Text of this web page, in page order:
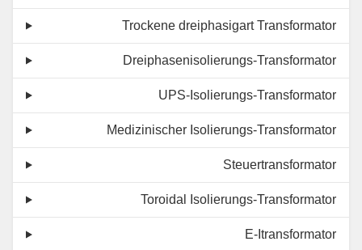
Trockene dreiphasigart Transformator
Dreiphasenisolierungs-Transformator
UPS-Isolierungs-Transformator
Medizinischer Isolierungs-Transformator
Steuertransformator
Toroidal Isolierungs-Transformator
E-Itransformator